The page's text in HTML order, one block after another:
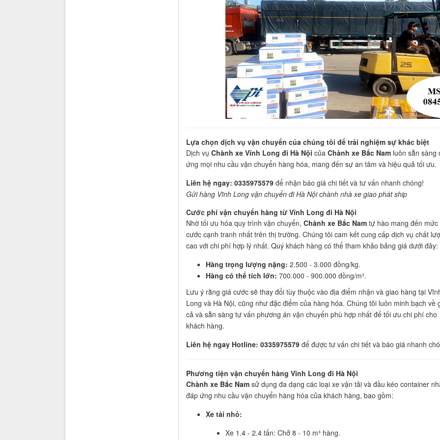
Lựa chọn dịch vụ vận chuyển của chúng tôi để trải nghiệm sự khác biệt
Dịch vụ Chành xe Vĩnh Long đi Hà Nội của Chành xe Bắc Namluôn sẵn sàng
ứng mọi nhu cầu vận chuyển hàng hóa, mang đến sự an tâm và hiệu quả tối ưu.
Liên hệ ngay: 0335975579để nhận báo giá chi tiết và tư vấn nhanh chóng!
Gửi hàng Vĩnh Long vận chuyển đi Hà Nội chành nhà xe giao phát ship
Cước phí vận chuyển hàng từ Vĩnh Long đi Hà Nội
Nhờ tối ưu hóa quy trình vận chuyển, Chành xe Bắc Namtự hào mang đến mức
cước cạnh tranh nhất trên thị trường. Chúng tôi cam kết cung cấp dịch vụ chất
cao với chi phí hợp lý nhất. Quý khách hàng có thể tham khảo bảng giá dưới đây:
Hàng trọng lượng nặng: 2.500 - 3.000 đồng/kg.
Hàng có thể tích lớn: 700.000 - 900.000 đồng/m³.
Lưu ý rằng giá cước sẽ thay đổi tùy thuộc vào địa điểm nhận và giao hàng tại
Long và Hà Nội, cũng như đặc điểm của hàng hóa. Chúng tôi luôn minh bạch về
cả và sẵn sàng tư vấn phương án vận chuyển phù hợp nhất để tối ưu chi phí cho
khách hàng.
Liên hệ ngay Hotline: 0335975579để được tư vấn chi tiết và báo giá nhanh
Phương tiện vận chuyển hàng Vĩnh Long đi Hà Nội
Chành xe Bắc Namsử dụng đa dạng các loại xe vận tải và đầu kéo container
đáp ứng nhu cầu vận chuyển hàng hóa của khách hàng, bao gồm:
Xe tải nhỏ:
Xe 1.4 - 2.4 tấn: Chở 8 - 10 m³ hàng.